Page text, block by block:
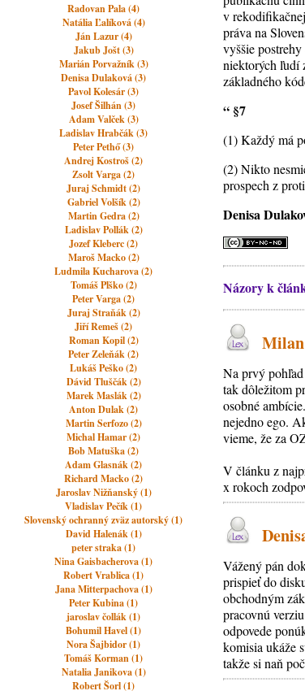
Radovan Pala (4)
Natália Ľalíková (4)
Ján Lazur (4)
Jakub Jošt (3)
Marián Porvažník (3)
Denisa Dulaková (3)
Pavol Kolesár (3)
Josef Šilhán (3)
Adam Valček (3)
Ladislav Hrabčák (3)
Peter Pethő (3)
Andrej Kostroš (2)
Zsolt Varga (2)
Juraj Schmidt (2)
Gabriel Volšík (2)
Martin Gedra (2)
Ladislav Pollák (2)
Jozef Kleberc (2)
Maroš Macko (2)
Ludmila Kucharova (2)
Tomáš Plško (2)
Peter Varga (2)
Juraj Straňák (2)
Jiří Remeš (2)
Roman Kopil (2)
Peter Zeleňák (2)
Lukáš Peško (2)
Dávid Tluščák (2)
Marek Maslák (2)
Anton Dulak (2)
Martin Serfozo (2)
Michal Hamar (2)
Bob Matuška (2)
Adam Glasnák (2)
Richard Macko (2)
Jaroslav Nižňanský (1)
Vladislav Pečík (1)
Slovenský ochranný zväz autorský (1)
David Halenák (1)
peter straka (1)
Nina Gaisbacherova (1)
Robert Vrablica (1)
Jana Mitterpachova (1)
Peter Kubina (1)
jaroslav čollák (1)
Bohumil Havel (1)
Nora Šajbidor (1)
Tomáš Korman (1)
Natalia Janikova (1)
Robert Šorl (1)
v
práva na
vyššie
niektorých ľudí
základného
“ §7
(1) Každý má
(2) Nikto
prospech z
Denisa
Názory k
Milan
Na prvý
tak dôležitom
osobné
nejedno ego.
vieme, že za
V článku z
x rokoch
Vážený pán
prispieť do
obchodným
pracovnú
odpovede
komisia ukáže
takže si naň